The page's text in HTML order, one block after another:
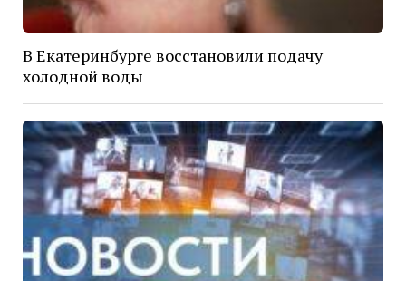
В Екатеринбурге восстановили подачу
холодной воды